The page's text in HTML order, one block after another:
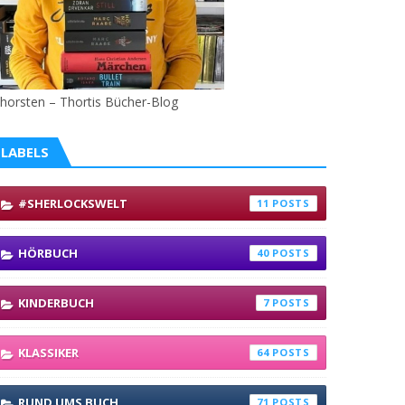
– Thortis Bücher-Blog
LABELS
#SHERLOCKSWELT 11
HÖRBUCH 40
KINDERBUCH 7
KLASSIKER 64
71